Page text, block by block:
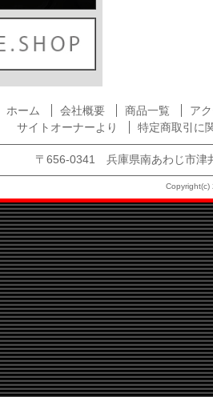
ホーム 会社概要 商品一覧
ア
サイトオーナーより
特定商取引に
〒656-0341 兵庫県南あわじ市
Copyright(c)